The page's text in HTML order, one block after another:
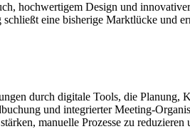
hochwertigem Design und
eine bisherige Marktlücke und
durch digitale Tools, die Planung,
und integrierter Meeting-
manuelle Prozesse zu